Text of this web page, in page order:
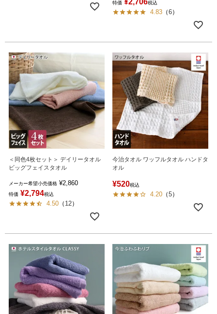
特価 税込
4.83 （6）
＜同色4枚セット＞ デイリータオル
ビッグフェイスタオル
メーカー希望小売価格 ¥2,860
特価 ¥2,794税込
4.50 （ 12）
今治タオル ワッフルタオル ハンドタ
オル
¥520税込
4.20 （5）